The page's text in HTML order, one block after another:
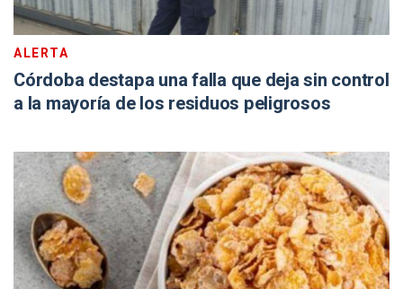
ALERTA
Córdoba destapa una falla que deja sin control
a la mayoría de los residuos peligrosos